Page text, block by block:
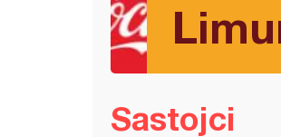
Sastojci